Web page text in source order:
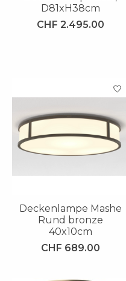
D81xH38cm
CHF 2.495.00
Deckenlampe Mashe
Rund bronze
40x10cm
CHF 689.00